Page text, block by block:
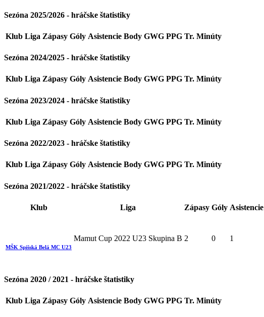
Sezóna 2025/2026 - hráčske štatistiky
Klub Liga Zápasy Góly Asistencie Body GWG PPG Tr. Minúty
Sezóna 2024/2025 - hráčske štatistiky
Klub Liga Zápasy Góly Asistencie Body GWG PPG Tr. Minúty
Sezóna 2023/2024 - hráčske štatistiky
Klub Liga Zápasy Góly Asistencie Body GWG PPG Tr. Minúty
Sezóna 2022/2023 - hráčske štatistiky
Klub Liga Zápasy Góly Asistencie Body GWG PPG Tr. Minúty
Sezóna 2021/2022 - hráčske štatistiky
Klub Liga Zápasy Góly Asistencie
MŠK Spišská Belá MC U23
Mamut Cup 2022 U23 Skupina B 2 0 1
Sezóna 2020 / 2021 - hráčske štatistiky
Klub Liga Zápasy Góly Asistencie Body GWG PPG Tr. Minúty